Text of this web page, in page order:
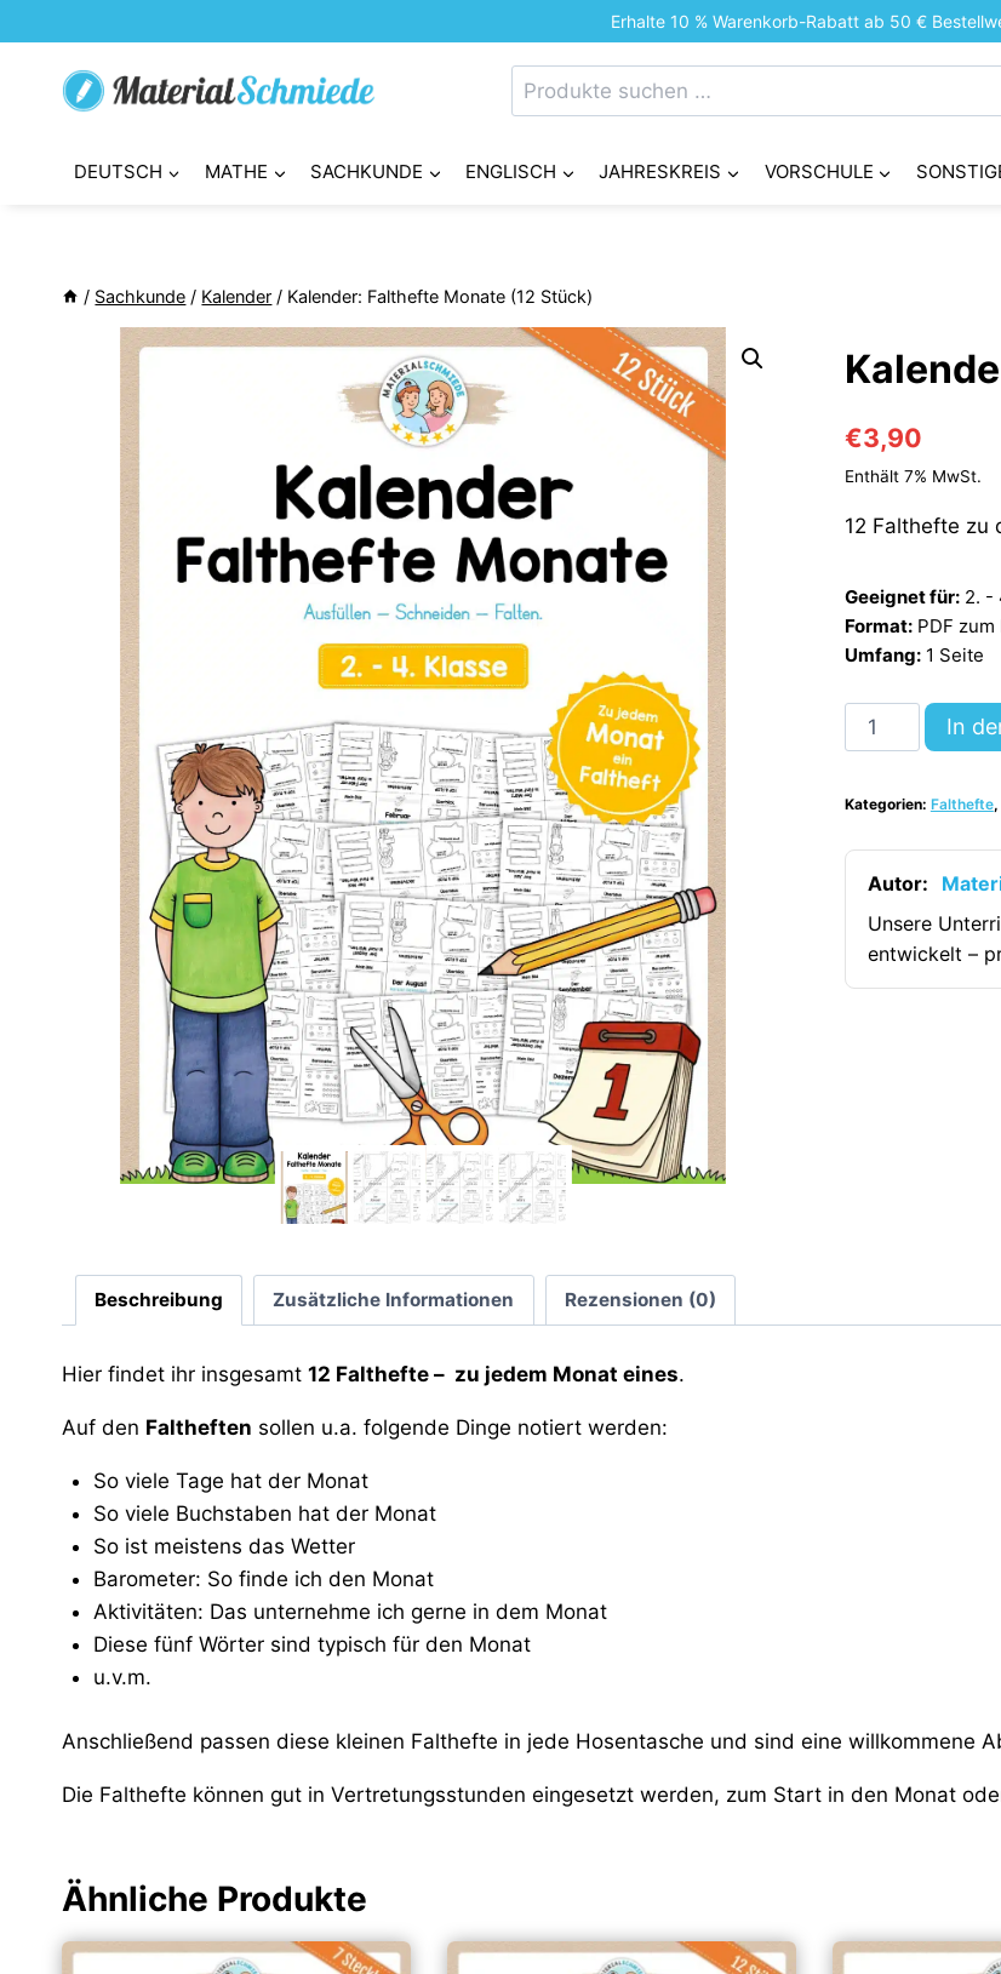
Inhalt
springen
Erhalte 10 % Warenkorb-Rabatt ab 50 €
Suchen
nach:
DEUTSCH MATHE SACHKUNDE ENGLISCH JAHRESKREIS VORSCHULE
/ Sachkunde / Kalender / Kalender: Falthefte Monate (12 Stück)
€3,90
Enthält 7% MwSt.
12 Falthefte zu
Geeignet für: 2. -
Format: PDF
Umfang: 1 Seite
Kalender:
Falthefte
(12
Stück)
[Digital]
Menge
In
Kategorien: Falthefte,
Autor:
Unsere
entwickelt –
Beschreibung Zusätzliche Informationen Rezensionen (0)
Hier findet ihr insgesamt 12 Falthefte – zu jedem Monat eines.
Auf den Faltheften sollen u.a. folgende Dinge notiert werden:
So viele Tage hat der Monat
So viele Buchstaben hat der Monat
So ist meistens das Wetter
Barometer: So finde ich den Monat
Aktivitäten: Das unternehme ich gerne in dem Monat
Diese fünf Wörter sind typisch für den Monat
u.v.m.
Anschließend passen diese kleinen Falthefte in jede Hosentasche und sind eine willkommene
Die Falthefte können gut in Vertretungsstunden eingesetzt werden, zum Start in den Monat
Ähnliche Produkte